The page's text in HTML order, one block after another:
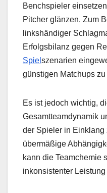
Benchspieler
Pitcher glänzen. Zum
linkshändiger
Erfolgsbilanz gegen
Spiel szenarien
günstigen Matchups
Es ist jedoch wichtig,
Gesamtteamdynamik
der Spieler in Einklang
übermäßige
kann die Teamchemie
inkonsistenter Leistung